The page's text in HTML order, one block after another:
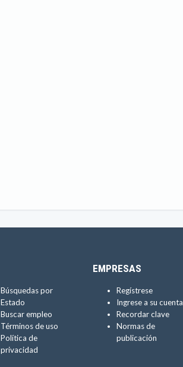
Búsquedas por
Estado
Buscar empleo
Términos de uso
Política de
privacidad
EMPRESAS
Regístrese
Ingrese a su cuenta
Recordar clave
Normas de
publicación